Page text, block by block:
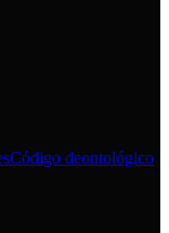
Código deontológico